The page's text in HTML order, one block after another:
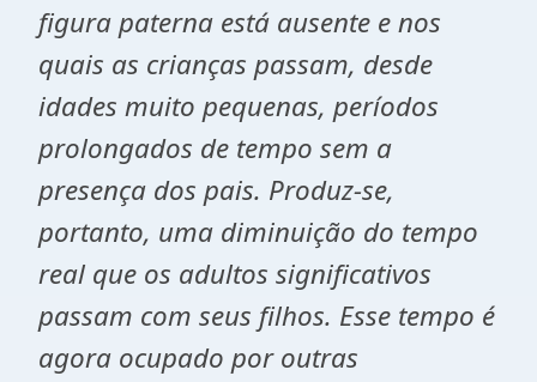
figura paterna está ausente e nos
quais as crianças passam, desde
idades muito pequenas, períodos
prolongados de tempo sem a
presença dos pais. Produz-se,
portanto, uma diminuição do tempo
real que os adultos significativos
passam com seus filhos. Esse tempo é
agora ocupado por outras